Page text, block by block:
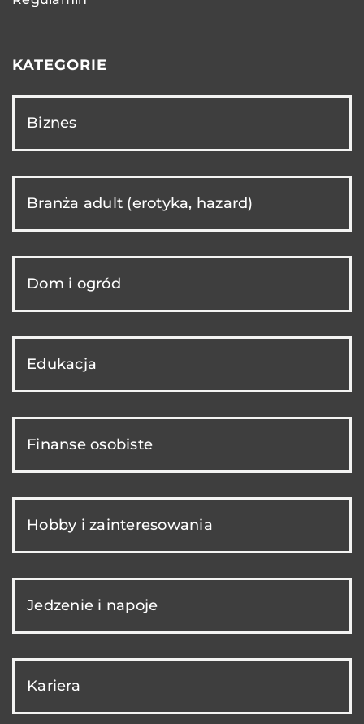
KATEGORIE
Biznes
Branża adult (erotyka, hazard)
Dom i ogród
Edukacja
Finanse osobiste
Hobby i zainteresowania
Jedzenie i napoje
Kariera